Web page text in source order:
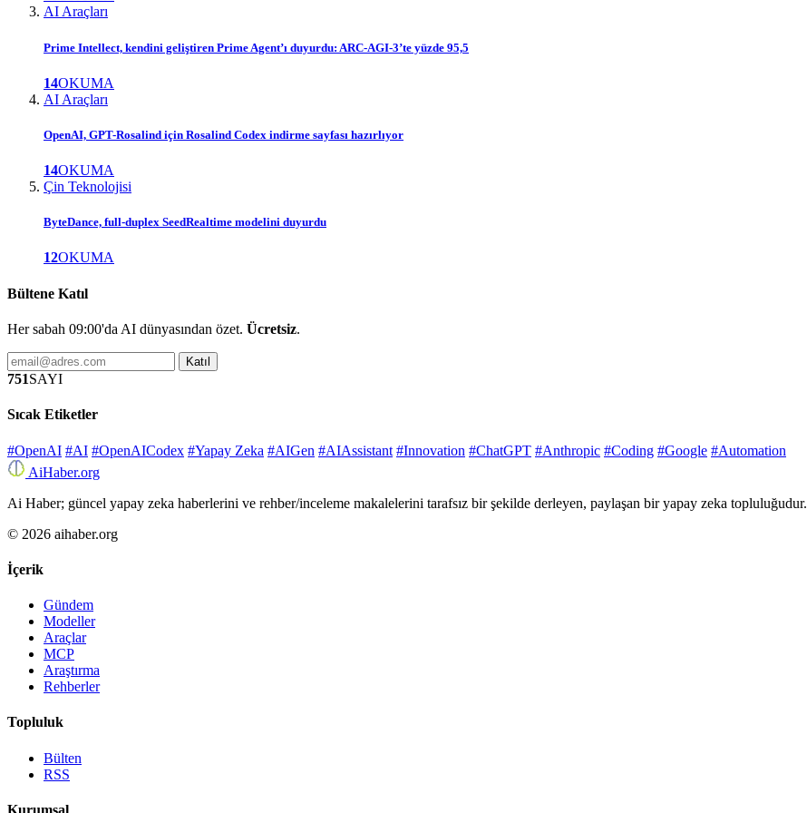
AI Araçları
Prime Intellect, kendini geliştiren Prime Agent’ı duyurdu: ARC-AGI-3’te yüzde 95,5
14OKUMA
AI Araçları
OpenAI, GPT-Rosalind için Rosalind Codex indirme sayfası hazırlıyor
14OKUMA
Çin Teknolojisi
ByteDance, full-duplex SeedRealtime modelini duyurdu
12OKUMA
Bültene Katıl
Her sabah 09:00'da AI dünyasından özet. Ücretsiz.
Katıl
751SAYI
Sıcak Etiketler
#OpenAI #AI #OpenAICodex #Yapay Zeka #AIGen #AIAssistant #Innovation #ChatGPT #Anthropic #Coding #Google #Automation
AiHaber.org
Ai Haber; güncel yapay zeka haberlerini ve rehber/inceleme makalelerini tarafsız bir şekilde derleyen, paylaşan bir yapay zeka topluluğudur.
© 2026 aihaber.org
İçerik
Gündem
Modeller
Araçlar
MCP
Araştırma
Rehberler
Topluluk
Bülten
RSS
Kurumsal